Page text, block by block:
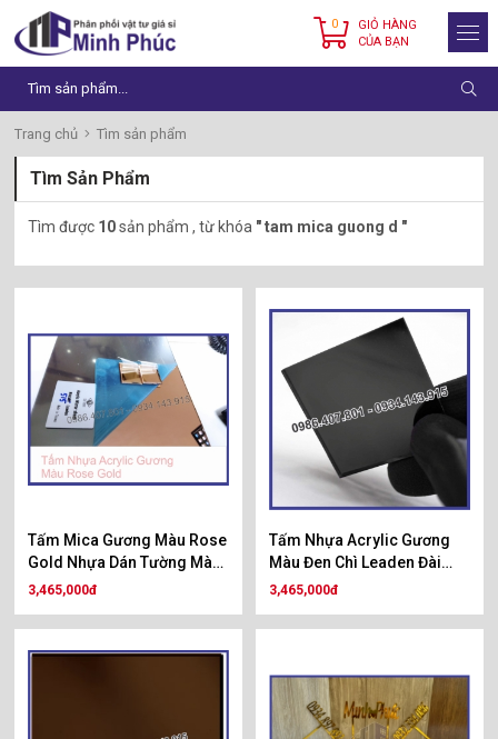
0
GIỎ HÀNG
CỦA BẠN
Trang chủ Tìm sản phẩm
Tìm Sản Phẩm
Tìm được 10sản phẩm , từ khóa " tam mica guong d "
Tấm Mica Gương Màu Rose
Gold Nhựa Dán Tường Màu
Hồng Nhạt
3,465,000đ
Tấm Nhựa Acrylic Gương
Màu Đen Chì Leaden Đài
Loan
3,465,000đ